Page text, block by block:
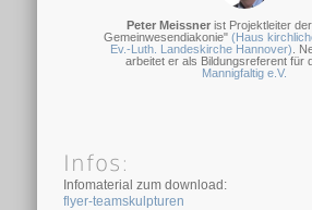
Peter Meissner ist Projektleiter
Gemeinwesendiakonie" (Haus
Ev.-Luth. Landeskirche Hannover) .
arbeitet er als Bildungsreferent für
Mannigfaltig e.V.
Infos:
Infomaterial zum download:
flyer-teamskulpturen